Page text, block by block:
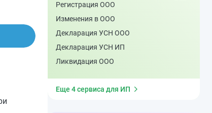
Регистрация ООО
Изменения в ООО
Декларация УСН ООО
Декларация УСН ИП
Ликвидация ООО
Еще 4 сервиса для ИП